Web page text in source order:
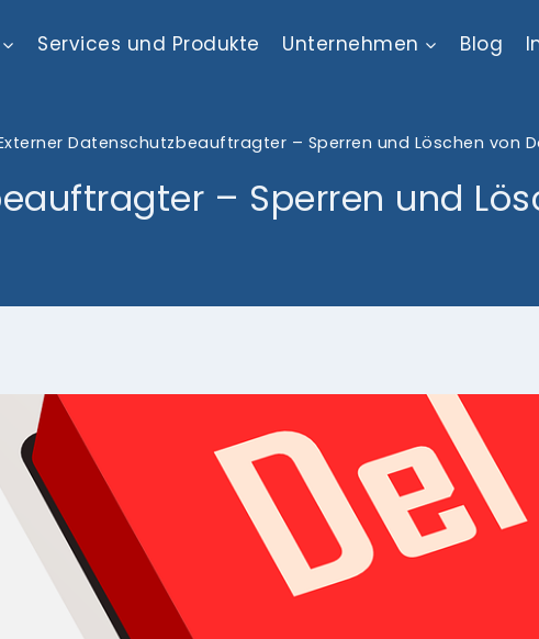
Services und Produkte Unternehmen Blog
Datenschutzbeauftragter – Sperren und Löschen von
– Sperren und